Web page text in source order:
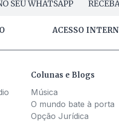
SEU WHATSAPP
ACESSO
Colunas e Blogs
Música
O mundo bate à porta
Opção Jurídica